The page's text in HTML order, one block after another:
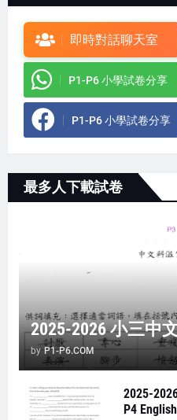
即時對話聊天室
P1-P6 小學試卷分享
P1-P6 小學試卷分享
最多人下載試卷
2025-2026 小三中
by P1-P6.COM
2025-
P4